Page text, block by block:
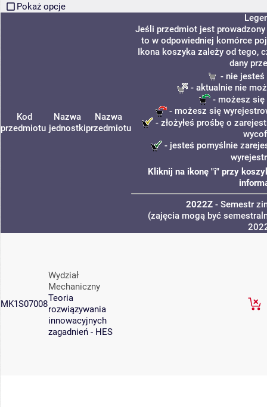
Pokaż opcje
Kod
przedmiotu
Nazwa
jednostki
Nazwa
przedmiotu
Jeśli przedmiot jest
to w odpowiedniej komórce
Ikona koszyka zależy od tego,
dany
- nie
- aktualnie nie
- możesz się
- możesz się
- złożyłeś prośbę o
- jesteś pomyślnie
Kliknij na ikonę "i" przy
2022Z - Semestr
(zajęcia mogą być
MK1S07008
Wydział
Mechaniczny
Teoria
rozwiązywania
innowacyjnych
zagadnień - HES